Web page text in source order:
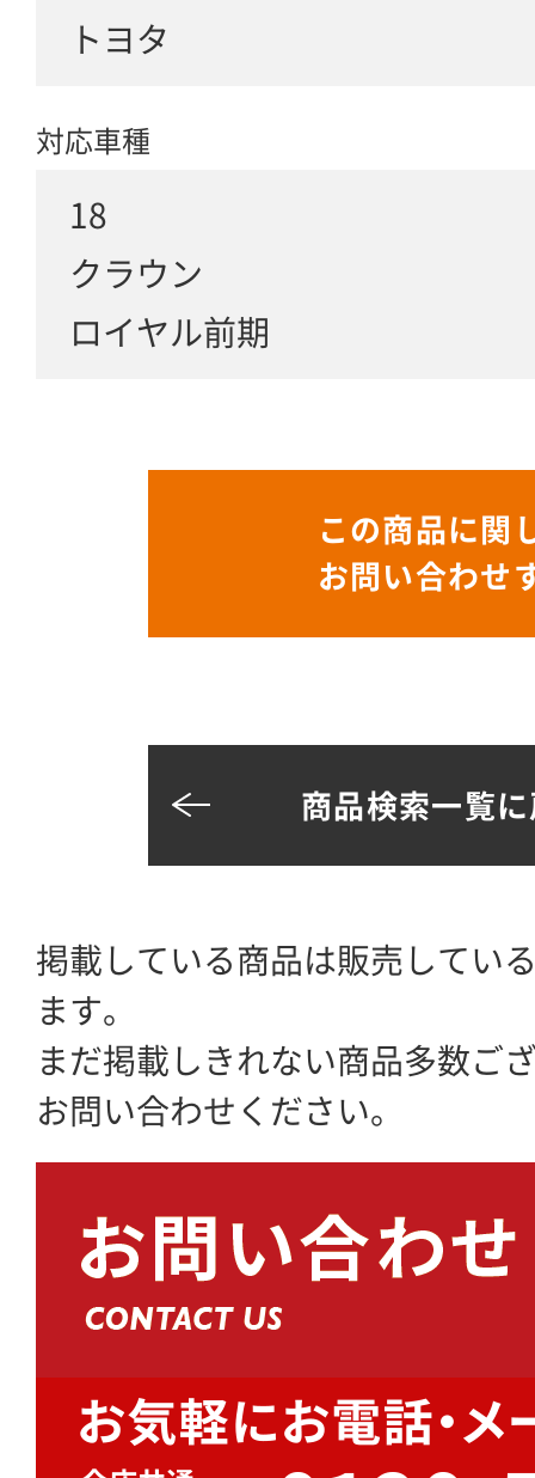
トヨタ
対応車種
18
クラウン
ロイヤル前期
この商品に関
お問い合わせ
商品検索一覧
掲載している商品は販売してい
ます。
まだ掲載しきれない商品多数ご
お問い合わせください。